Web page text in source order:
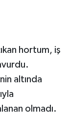
hortum, iş
altında
olmadı.